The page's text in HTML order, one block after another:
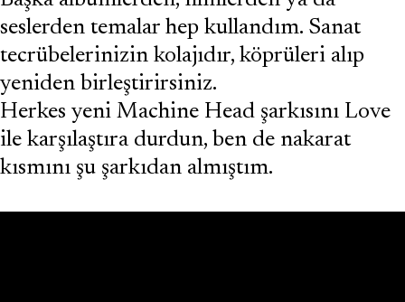
seslerden temalar hep kullandım. Sanat
tecrübelerinizin kolajıdır, köprüleri alıp
yeniden birleştirirsiniz.
Herkes yeni Machine Head şarkısını Love
ile karşılaştıra durdun, ben de nakarat
kısmını şu şarkıdan almıştım.